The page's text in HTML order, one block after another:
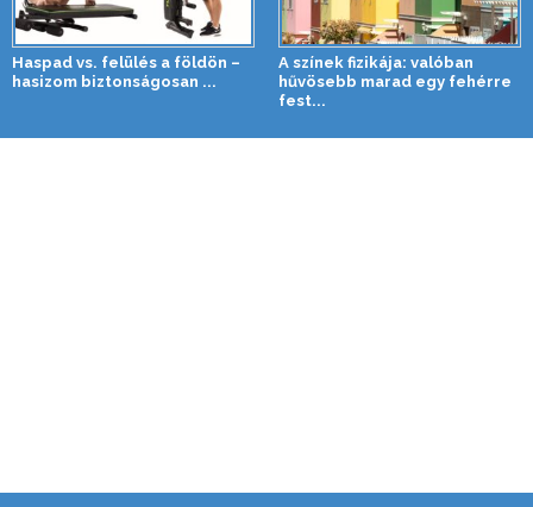
Haspad vs. felülés a földön –
hasizom biztonságosan ...
A színek fizikája: valóban
hűvösebb marad egy fehérre
fest...